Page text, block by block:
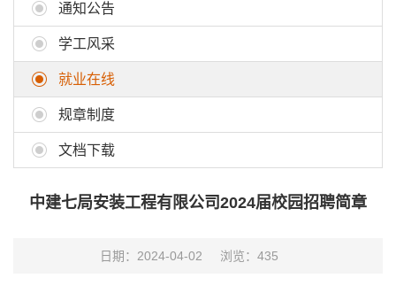
通知公告
学工风采
就业在线
规章制度
文档下载
中建七局安装工程有限公司2024届校园招聘简章
日期：2024-04-02 浏览： 435